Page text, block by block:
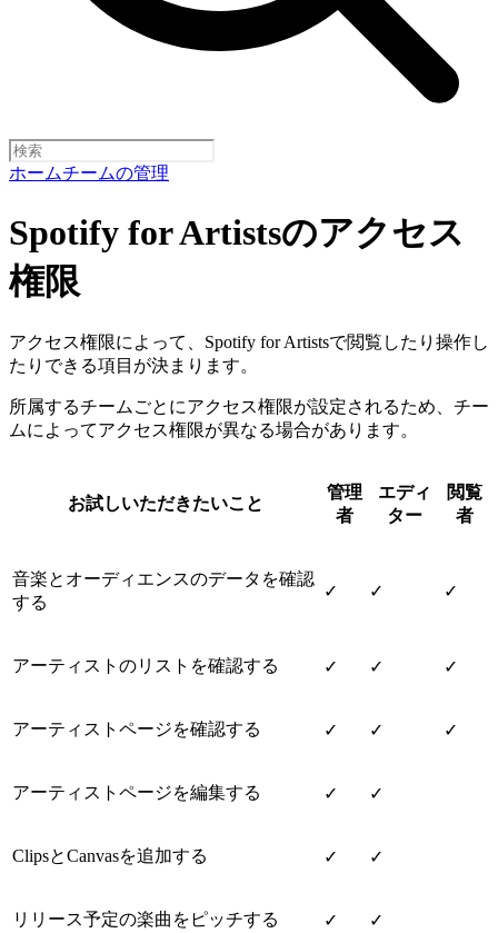
ホームチームの管理
Spotify for Artistsのアクセス
権限
アクセス権限によって、Spotify for Artistsで閲覧したり操作し
たりできる項目が決まります。
所属するチームごとにアクセス権限が設定されるため、チー
ムによってアクセス権限が異なる場合があります。
お試しいただきたいこと
管理
者
エディ
ター
閲覧
者
音楽とオーディエンスのデータを確認
する
✓ ✓ ✓
アーティストのリストを確認する ✓ ✓ ✓
アーティストページを確認する ✓ ✓ ✓
アーティストページを編集する ✓ ✓
ClipsとCanvasを追加する ✓ ✓
リリース予定の楽曲をピッチする ✓ ✓